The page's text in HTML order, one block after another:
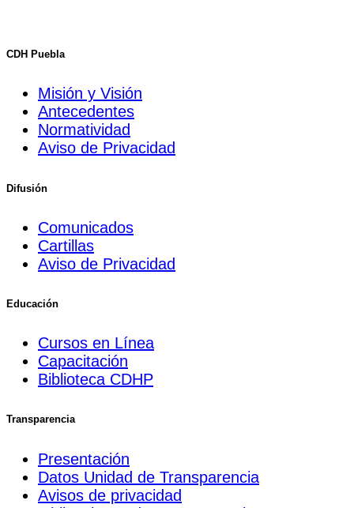
CDH Puebla
Misión y Visión
Antecedentes
Normatividad
Aviso de Privacidad
Difusión
Comunicados
Cartillas
Aviso de Privacidad
Educación
Cursos en Línea
Capacitación
Biblioteca CDHP
Transparencia
Presentación
Datos Unidad de Transparencia
Avisos de privacidad